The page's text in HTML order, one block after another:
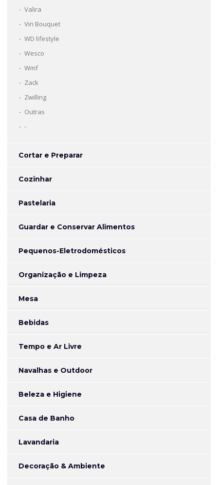
Valira
Vin Bouquet
WD lifestyle
Wesco
Wmf
Zack
Zwilling
Outras
-
Cortar e Preparar
Cozinhar
Pastelaria
Guardar e Conservar Alimentos
Pequenos-Eletrodomésticos
Organização e Limpeza
Mesa
Bebidas
Tempo e Ar Livre
Navalhas e Outdoor
Beleza e Higiene
Casa de Banho
Lavandaria
Decoração & Ambiente